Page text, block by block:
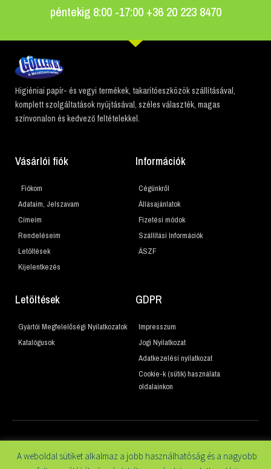
péntekig 8:00 -17:00 +36 20 223 8470
Higiéniai papír- és vegyi termékek, takarítóeszközök szállításával,
komplett szolgáltatások nyújtásával, széles választék, magas
színvonalon és kedvező feltételekkel.
Vásárlói fiók
Fiókom
Adataim, Jelszavam
Címeim
Rendeléseim
Letöltések
Kijelentkezés
Információk
Cégünkről
Állásajánlatok
Fizetési módok
Szállítási Információk
ÁSZF
Letöltések
Gyártói Megfelelőségi Nyilatkozatok
Katalógusok
GDPR
Impresszum
Jogi Nyilatkozat
Adatkezelési nyilatkozat
Cookie-k (sütik) használata
oldalainkon
© 2019 Minden jog fenntartva
A weboldal sütiket alkalmaz a jobb használhatóság és a nagyobb